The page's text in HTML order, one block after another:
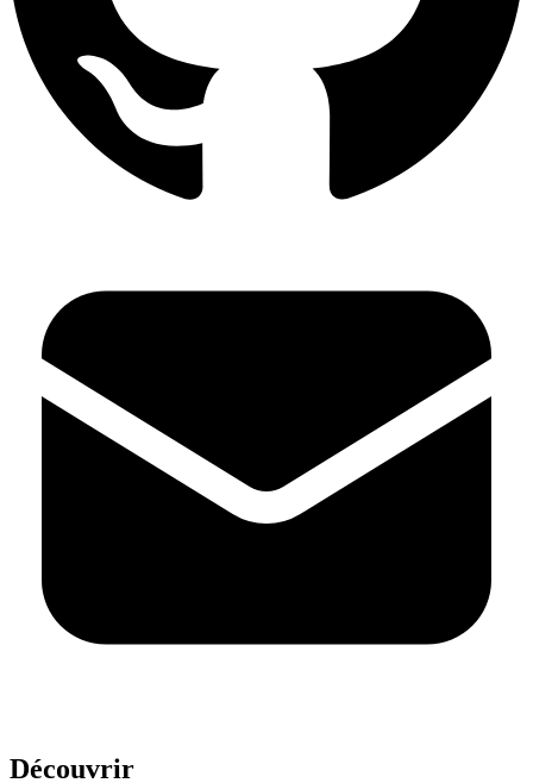
Découvrir